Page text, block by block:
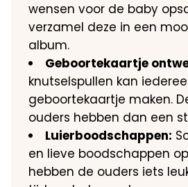
wensen voor de baby
verzamel deze in een
album.​
Geboortekaartje
knutselspullen kan
geboortekaartje maken.​
ouders hebben dan een
Luierboodschappen:
en lieve boodschappen
hebben de ouders iets